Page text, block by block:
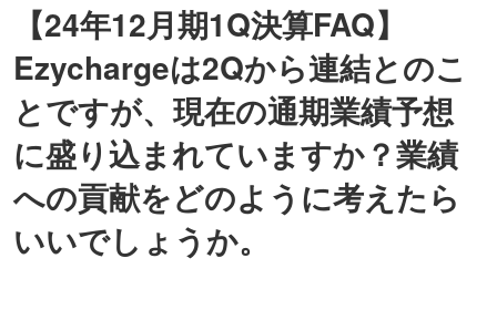
【24年12月期1Q決算FAQ】
Ezychargeは2Qから連結とのこ
とですが、現在の通期業績予想
に盛り込まれていますか？業績
への貢献をどのように考えたら
いいでしょうか。